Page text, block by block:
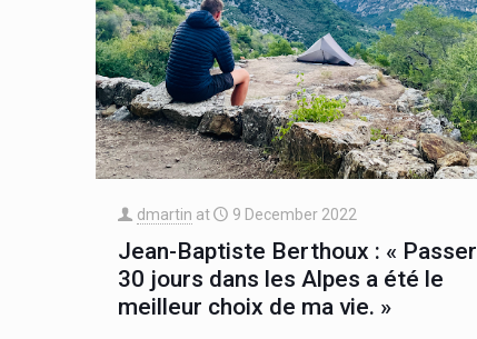
dmartin at 9 December 2022
Jean-Baptiste Berthoux : « Passer
30 jours dans les Alpes a été le
meilleur choix de ma vie. »